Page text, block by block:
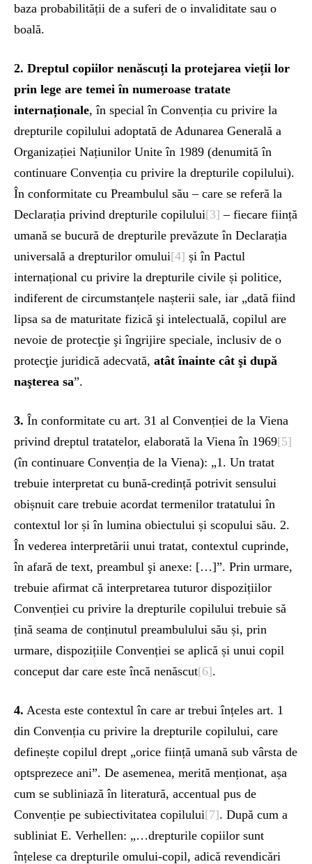
baza probabilității de a suferi de o invaliditate sau o
boală.
2. Dreptul copiilor nenăscuți la protejarea vieții lor
prin lege are temei în numeroase tratate
internaționale, în special în Convenția cu privire la
drepturile copilului adoptată de Adunarea Generală a
Organizației Națiunilor Unite în 1989 (denumită în
continuare Convenția cu privire la drepturile copilului).
În conformitate cu Preambulul său – care se referă la
Declarația privind drepturile copilului[3] – fiecare ființă
umană se bucură de drepturile prevăzute în Declarația
universală a drepturilor omului[4] și în Pactul
internațional cu privire la drepturile civile și politice,
indiferent de circumstanțele nașterii sale, iar „dată fiind
lipsa sa de maturitate fizică şi intelectuală, copilul are
nevoie de protecţie şi îngrijire speciale, inclusiv de o
protecţie juridică adecvată, atât înainte cât şi după
naşterea sa”.
3. În conformitate cu art. 31 al Convenției de la Viena
privind dreptul tratatelor, elaborată la Viena în 1969[5]
(în continuare Convenția de la Viena): „1. Un tratat
trebuie interpretat cu bună-credință potrivit sensului
obișnuit care trebuie acordat termenilor tratatului în
contextul lor și în lumina obiectului și scopului său. 2.
În vederea interpretării unui tratat, contextul cuprinde,
în afară de text, preambul şi anexe: […]”. Prin urmare,
trebuie afirmat că interpretarea tuturor dispozițiilor
Convenției cu privire la drepturile copilului trebuie să
țină seama de conținutul preambulului său și, prin
urmare, dispozițiile Convenției se aplică și unui copil
conceput dar care este încă nenăscut[6].
4. Acesta este contextul în care ar trebui înțeles art. 1
din Convenția cu privire la drepturile copilului, care
definește copilul drept „orice ființă umană sub vârsta de
optsprezece ani”. De asemenea, merită menționat, așa
cum se subliniază în literatură, accentual pus de
Convenție pe subiectivitatea copilului[7]. După cum a
subliniat E. Verhellen: „…drepturile copiilor sunt
înțelese ca drepturile omului-copil, adică revendicări